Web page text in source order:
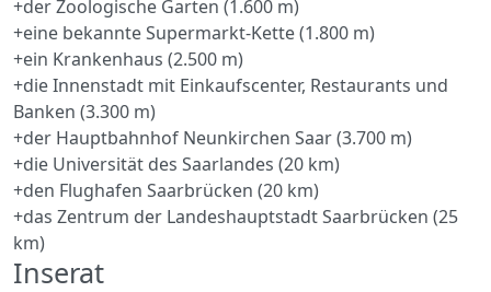
+der Zoologische Garten (1.600 m)
+eine bekannte Supermarkt-Kette (1.800 m)
+ein Krankenhaus (2.500 m)
+die Innenstadt mit Einkaufscenter, Restaurants und
Banken (3.300 m)
+der Hauptbahnhof Neunkirchen Saar (3.700 m)
+die Universität des Saarlandes (20 km)
+den Flughafen Saarbrücken (20 km)
+das Zentrum der Landeshauptstadt Saarbrücken (25
km)
Inserat